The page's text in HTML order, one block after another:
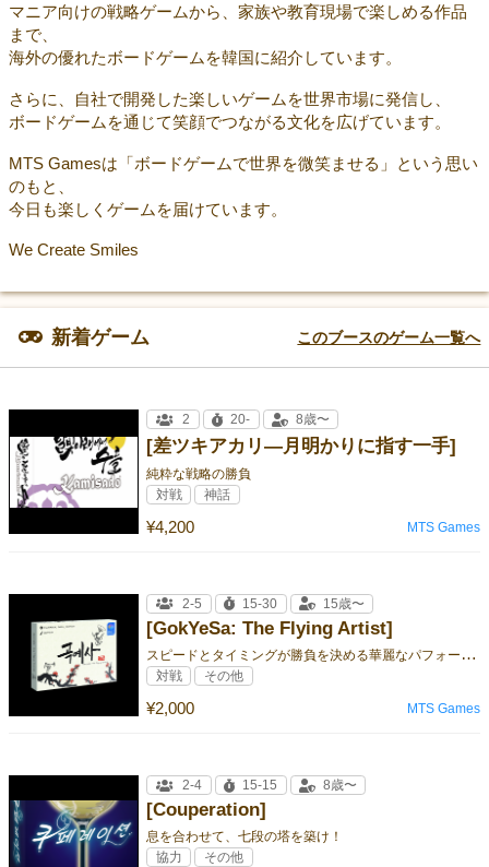
マニア向けの戦略ゲームから、家族や教育現場で楽しめる作品
まで、
海外の優れたボードゲームを韓国に紹介しています。
さらに、自社で開発した楽しいゲームを世界市場に発信し、
ボードゲームを通じて笑顔でつながる文化を広げています。
MTS Gamesは「ボードゲームで世界を微笑ませる」という思い
のもと、
今日も楽しくゲームを届けています。
We Create Smiles
新着ゲーム このブースのゲーム一覧へ
[差ツキアカリ—月明かりに指す一手]
純粋な戦略の勝負
¥4,200
2 20- 8歳〜
対戦 神話
MTS Games
[GokYeSa: The Flying Artist]
ス
ピードとタイミングが勝負を決める華麗なパフォーマンス！
¥2,000
2-5 15-30 15歳〜
対戦 その他
MTS Games
[Couperation]
息を合わせて、七段の塔を築け！
2-4 15-15 8歳〜
協力 その他